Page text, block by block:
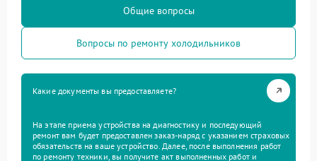
Общие вопросы
Вопросы по ремонту холодильников
Какие документы вы предоставляете?
На этапе приема устройства на диагностику и последующий
ремонт вам будет предоставлен заказ-наряд с указанием страховых
обязательств на ваше устройство. Далее, после выполнения работ
по ремонту техники, вы получите акт выполненных работ и